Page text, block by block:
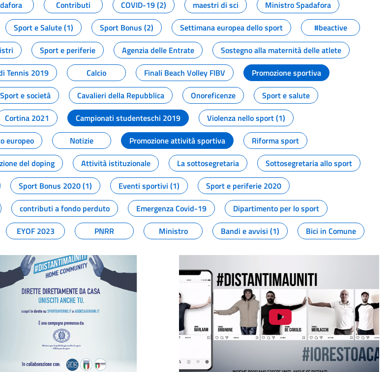
Contributi COVID-19 (2) maestri di sci
Ministro Spadafora
Sport e Salute (1) Sport Bonus (2) Settimana europea dello sport
#beactive
Sport e periferie Agenzia delle Entrate
Sostegno alla maternità delle atlete
Tennis 2019 Calcio Finali Beach Volley FIBV
Promozione sportiva
Sport e società Cavalieri della Repubblica Onoreficenze
Sport e salute
Cortina 2021 Campionati studenteschi 2019
Violenza nello sport (1)
europeo Notizie Promozione attività sportiva
Riforma sport
del doping Attività istituzionale La sottosegretaria
Sottosegretaria allo sport
Sport Bonus 2020 (1) Eventi sportivi (1)
Sport e periferie 2020
contributi a fondo perduto Emergenza Covid-19
Dipartimento per lo sport
EYOF 2023 PNRR Ministro Bandi e avvisi (1) Bici in Comune